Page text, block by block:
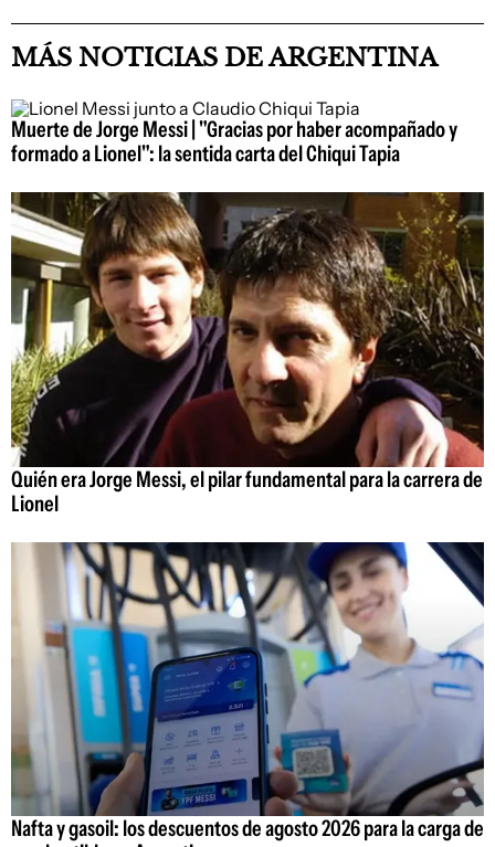
MÁS NOTICIAS DE ARGENTINA
Muerte de Jorge Messi | "Gracias por haber acompañado y
formado a Lionel": la sentida carta del Chiqui Tapia
Quién era Jorge Messi, el pilar fundamental para la carrera de
Lionel
Nafta y gasoil: los descuentos de agosto 2026 para la carga de